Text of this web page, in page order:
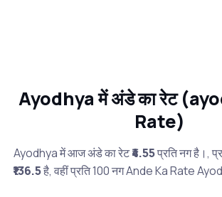
Ayodhya में अंडे का रेट
Rate)
Ayodhya में आज अंडे का रेट₹4.55प्रति नग है।,
₹136.5है, वहीं प्रति 100 नग Ande Ka Rate